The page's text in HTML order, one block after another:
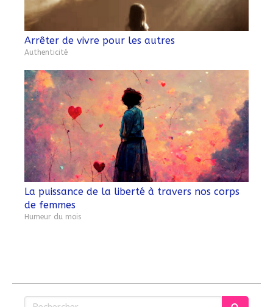
Arrêter de vivre pour les autres
Authenticité
La puissance de la liberté à travers nos corps
de femmes
Humeur du mois
Rechercher